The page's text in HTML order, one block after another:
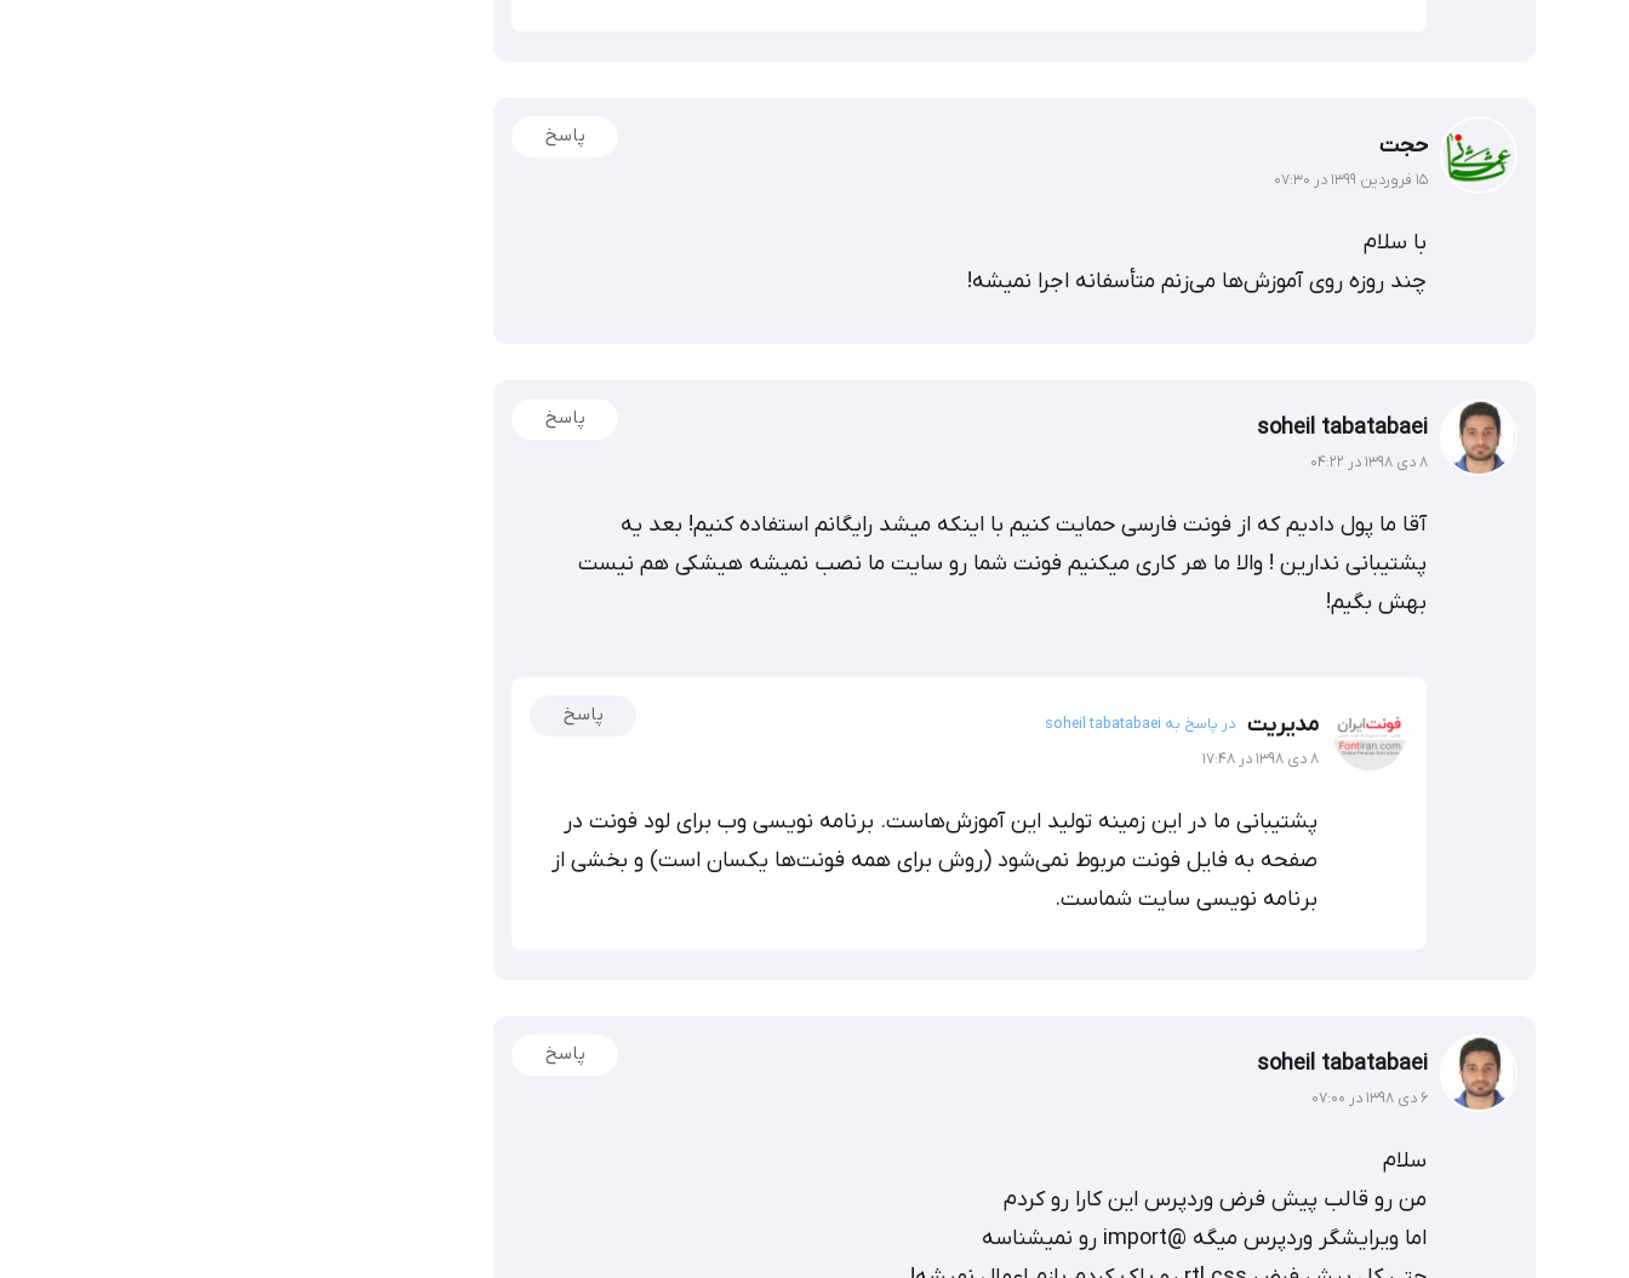
حجت
۱۵ فروردین ۱۳۹۹ در ۰۷:۳۰
پاسخ
با سلام
چند روزه روی آموزش‌ها می‌زنم متأسفانه اجرا نمیشه!
soheil tabatabaei
۸ دی ۱۳۹۸ در ۰۴:۲۲
پاسخ
آقا ما پول دادیم که از فونت فارسی حمایت کنیم با اینکه میشد رایگانم استفاده کنیم! بعد یه
پشتیبانی ندارین ! والا ما هر کاری میکنیم فونت شما رو سایت ما نصب نمیشه هیشکی هم نیست
بهش بگیم!
مدیریت
در پاسخ به soheil tabatabaei
۸ دی ۱۳۹۸ در ۱۷:۴۸
پاسخ
پشتیبانی ما در این زمینه تولید این آموزش‌هاست. برنامه نویسی وب برای لود فونت در
صفحه به فایل فونت مربوط نمی‌شود (روش برای همه فونت‌ها یکسان است) و بخشی از
برنامه نویسی سایت شماست.
soheil tabatabaei
۶ دی ۱۳۹۸ در ۰۷:۰۰
پاسخ
سلام
من رو قالب پیش فرض وردپرس این کارا رو کردم
اما ویرایشگر وردپرس میگه @import رو نمیشناسه